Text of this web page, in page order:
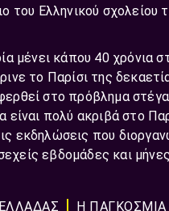
του Ελληνικού
μένει κάπου 40 χρόνια
το Παρίσι της
στο πρόβλημα
είναι πολύ ακριβά στο
εκδηλώσεις που
εβδομάδες και
Η